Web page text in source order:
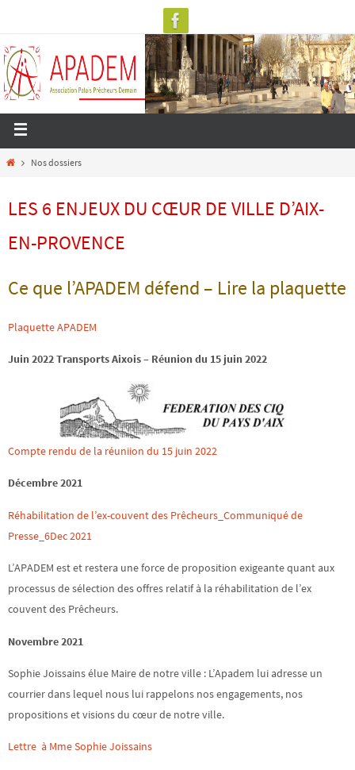
Nos dossiers
LES 6 ENJEUX DU CŒUR DE VILLE D’AIX-
EN-PROVENCE
Ce que l’APADEM défend – Lire la plaquette
Plaquette APADEM
Juin 2022 Transports Aixois – Réunion du 15 juin 2022
Compte rendu de la réuniion du 15 juin 2022
Décembre 2021
Réhabilitation de l’ex-couvent des Prêcheurs_Communiqué de
Presse_6Dec 2021
L’APADEM est et restera une force de proposition exigeante quant aux
processus de sélection des offres relatif à la réhabilitation de l’ex
couvent des Prêcheurs.
Novembre 2021
Sophie Joissains élue Maire de notre ville : L’Apadem lui adresse un
courrier dans lequel nous lui rappelons nos engagements, nos
propositions et visions du cœur de notre ville.
Lettre à Mme Sophie Joissains